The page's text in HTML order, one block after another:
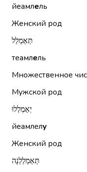
йеамлель
Женский род
תְּאַמְלֵל
теамлель
Множественное
Мужской род
יְאַמְלְלוּ
йеамлелу
Женский род
תְּאַמְלֵלְנָה